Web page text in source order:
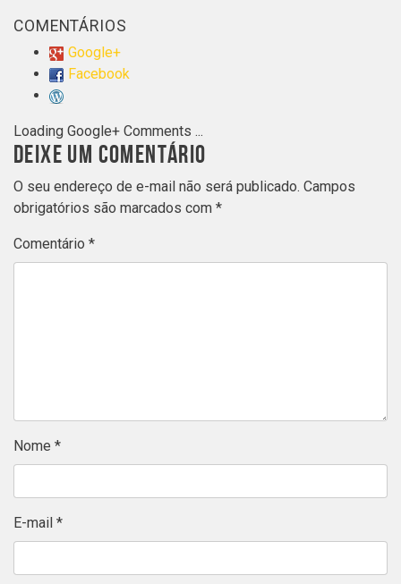
COMENTÁRIOS
Google+
Facebook
Loading Google+ Comments ...
DEIXE UM COMENTÁRIO
O seu endereço de e-mail não será publicado. Campos
obrigatórios são marcados com *
Comentário *
Nome *
E-mail *